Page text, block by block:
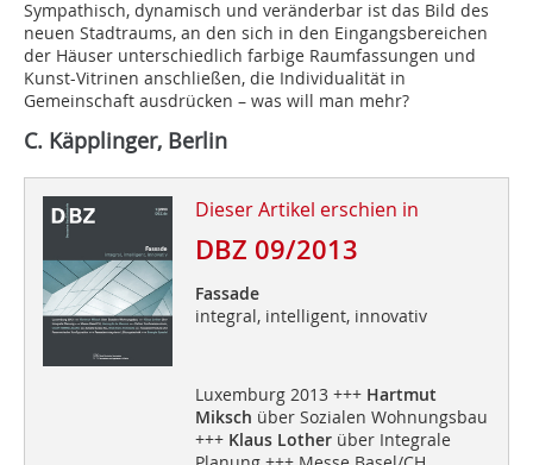
Sympathisch, dynamisch und veränderbar ist das Bild des
neuen Stadtraums, an den sich in den Eingangsbereichen
der Häuser unterschiedlich farbige Raumfassungen und
Kunst-Vitrinen anschließen, die Individualität in
Gemeinschaft ausdrücken – was will man mehr?
C. Käpplinger, Berlin
Dieser Artikel erschien in
DBZ 09/2013
Fassade
integral, intelligent, innovativ
Luxemburg 2013 +++ Hartmut
Miksch über Sozialen Wohnungsbau
+++ Klaus Lotherüber Integrale